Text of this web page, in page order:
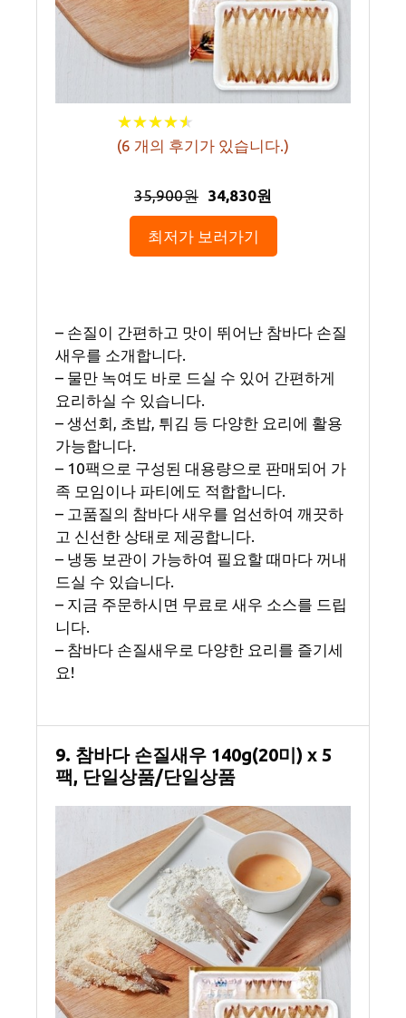
★★★★★
★★★★★
(6 개의 후기가 있습니다.)
35,900원 34,830원
최저가 보러가기
– 손질이 간편하고 맛이 뛰어난 참바다 손질
새우를 소개합니다.
– 물만 녹여도 바로 드실 수 있어 간편하게
요리하실 수 있습니다.
– 생선회, 초밥, 튀김 등 다양한 요리에 활용
가능합니다.
– 10팩으로 구성된 대용량으로 판매되어 가
족 모임이나 파티에도 적합합니다.
– 고품질의 참바다 새우를 엄선하여 깨끗하
고 신선한 상태로 제공합니다.
– 냉동 보관이 가능하여 필요할 때마다 꺼내
드실 수 있습니다.
– 지금 주문하시면 무료로 새우 소스를 드립
니다.
– 참바다 손질새우로 다양한 요리를 즐기세
요!
9. 참바다 손질새우 140g(20미) x 5
팩, 단일상품/단일상품